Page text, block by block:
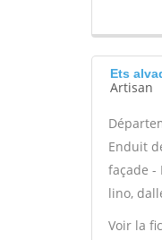
Ets
Artisan
Enduit
façade -
lino,
Voir la